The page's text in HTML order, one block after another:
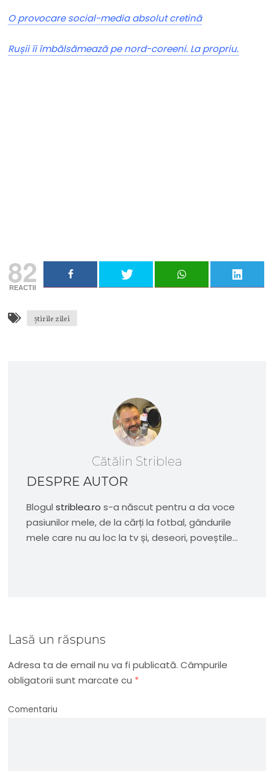
O provocare social-media absolut cretină
Rușii îi îmbălsămează pe nord-coreeni. La propriu.
82
REACTII
știrile zilei
Cătălin Striblea
DESPRE AUTOR
Blogulstriblea.ro s-a născut pentru a da voce
pasiunilor mele, de la cărți la fotbal, gândurile
mele care nu au loc la tv și, deseori, poveștile...
Lasă un răspuns
Adresa ta de email nu va fi publicată. Câmpurile
obligatorii sunt marcate cu *
Comentariu